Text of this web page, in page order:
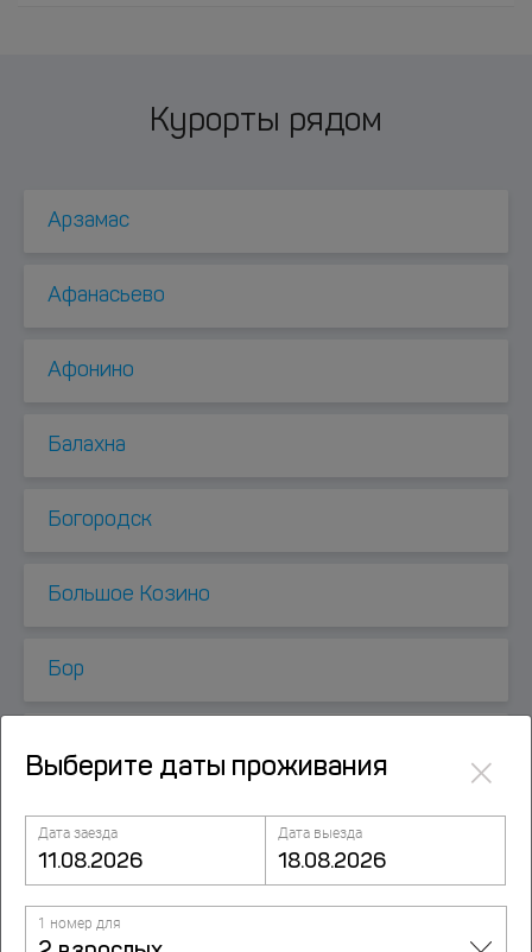
Курорты рядом
Арзамас
Афанасьево
Афонино
Балахна
Богородск
Большое Козино
Бор
Горбатовка
Выберите даты проживания ×
Дата заезда Дата выезда
1 номер для